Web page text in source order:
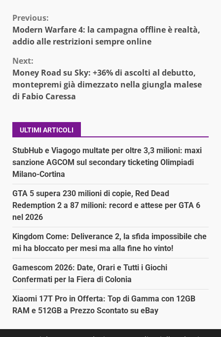
Continue
Reading
Previous:
Modern Warfare 4: la campagna offline è realtà,
addio alle restrizioni sempre online
Next:
Money Road su Sky: +36% di ascolti al debutto,
montepremi già dimezzato nella giungla malese
di Fabio Caressa
ULTIMI ARTICOLI
StubHub e Viagogo multate per oltre 3,3 milioni: maxi
sanzione AGCOM sul secondary ticketing Olimpiadi
Milano-Cortina
GTA 5 supera 230 milioni di copie, Red Dead
Redemption 2 a 87 milioni: record e attese per GTA 6
nel 2026
Kingdom Come: Deliverance 2, la sfida impossibile che
mi ha bloccato per mesi ma alla fine ho vinto!
Gamescom 2026: Date, Orari e Tutti i Giochi
Confermati per la Fiera di Colonia
Xiaomi 17T Pro in Offerta: Top di Gamma con 12GB
RAM e 512GB a Prezzo Scontato su eBay